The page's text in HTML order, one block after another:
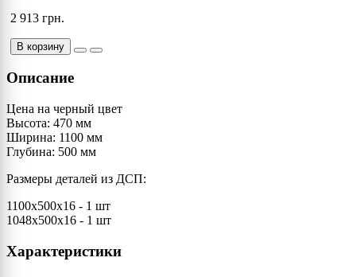
2 913 грн.
В корзину
Описание
Цена на черный цвет
Высота: 470 мм
Ширина: 1100 мм
Глубина: 500 мм
Размеры деталей из ДСП:
1100х500x16 - 1 шт
1048х500x16 - 1 шт
Характеристики